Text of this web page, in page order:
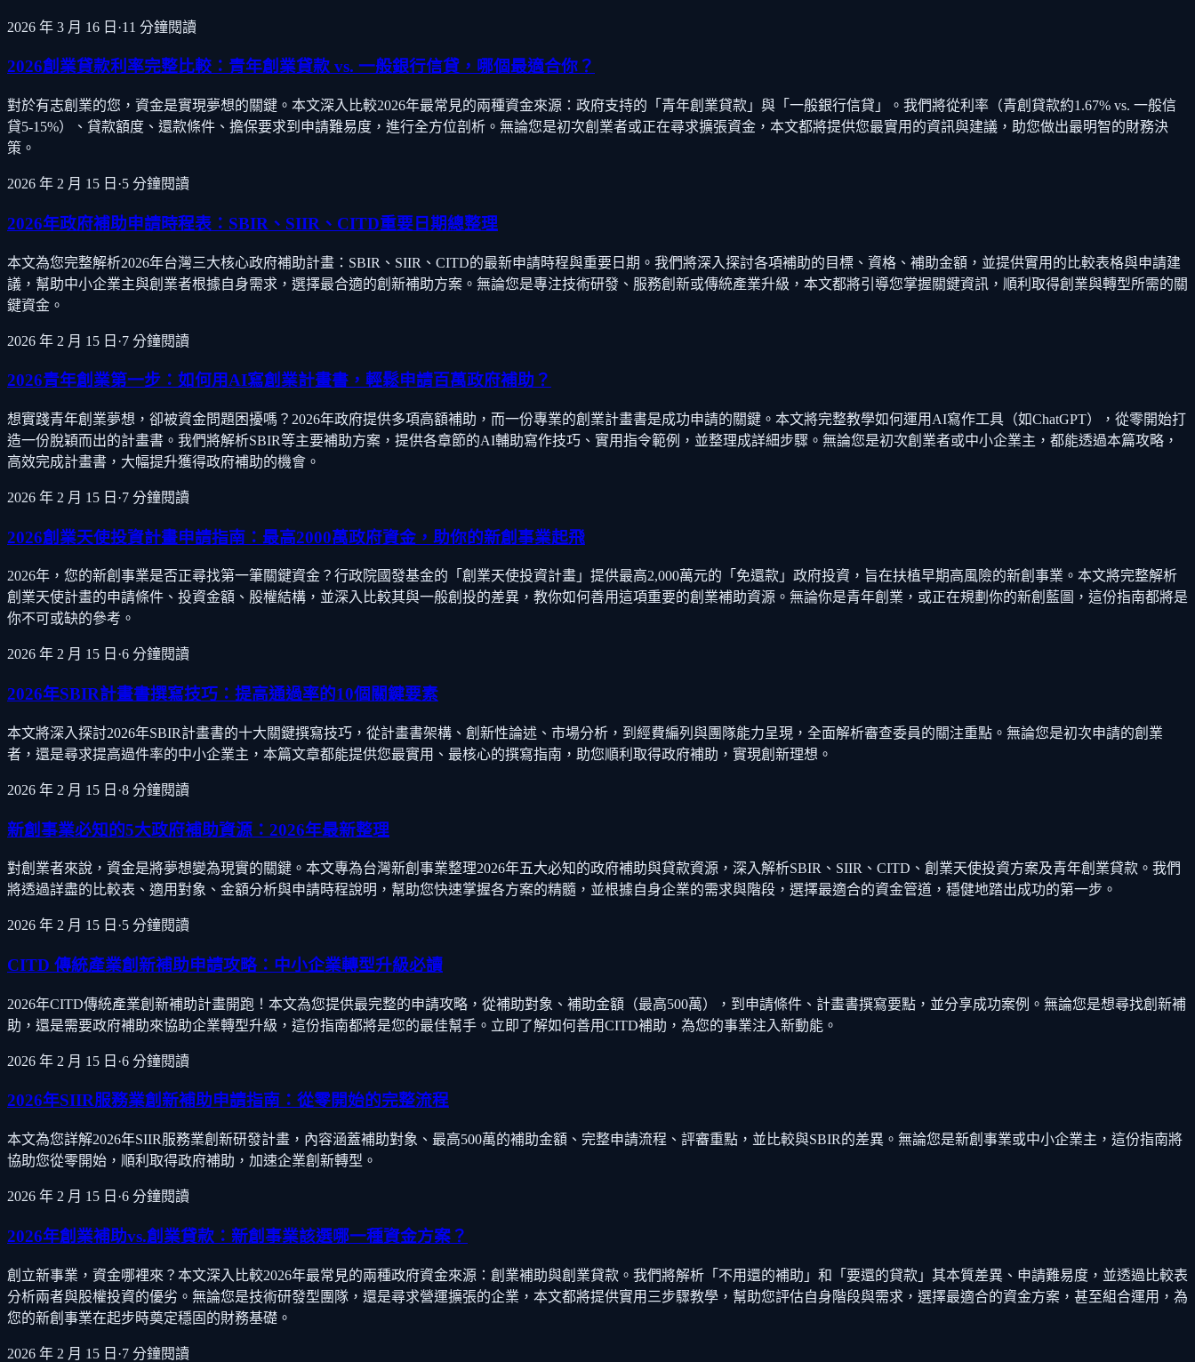
2026 年 3 月 16 日 ·11 分鐘閱讀
2026創業貸款利率完整比較：青年創業貸款 vs. 一般銀行信貸，哪個最適合你？
對於有志創業的您，資金是實現夢想的關鍵。本文深入比較2026年最常見的兩種資金來源：政府支持的「青年創業貸款」與「一般銀行信貸」。我們將從利率（青創貸款約1.67% vs. 一般信
貸5-15%）、貸款額度、還款條件、擔保要求到申請難易度，進行全方位剖析。無論您是初次創業者或正在尋求擴張資金，本文都將提供您最實用的資訊與建議，助您做出最明智的財務決
策。
2026 年 2 月 15 日 ·5 分鐘閱讀
2026年政府補助申請時程表：SBIR、SIIR、CITD重要日期總整理
本文為您完整解析2026年台灣三大核心政府補助計畫：SBIR、SIIR、CITD的最新申請時程與重要日期。我們將深入探討各項補助的目標、資格、補助金額，並提供實用的比較表格與申請建
議，幫助中小企業主與創業者根據自身需求，選擇最合適的創新補助方案。無論您是專注技術研發、服務創新或傳統產業升級，本文都將引導您掌握關鍵資訊，順利取得創業與轉型所需的關
鍵資金。
2026 年 2 月 15 日 ·7 分鐘閱讀
2026青年創業第一步：如何用AI寫創業計畫書，輕鬆申請百萬政府補助？
想實踐青年創業夢想，卻被資金問題困擾嗎？2026年政府提供多項高額補助，而一份專業的創業計畫書是成功申請的關鍵。本文將完整教學如何運用AI寫作工具（如ChatGPT），從零開始打
造一份脫穎而出的計畫書。我們將解析SBIR等主要補助方案，提供各章節的AI輔助寫作技巧、實用指令範例，並整理成詳細步驟。無論您是初次創業者或中小企業主，都能透過本篇攻略，
高效完成計畫書，大幅提升獲得政府補助的機會。
2026 年 2 月 15 日 ·7 分鐘閱讀
2026創業天使投資計畫申請指南：最高2000萬政府資金，助你的新創事業起飛
2026年，您的新創事業是否正尋找第一筆關鍵資金？行政院國發基金的「創業天使投資計畫」提供最高2,000萬元的「免還款」政府投資，旨在扶植早期高風險的新創事業。本文將完整解析
創業天使計畫的申請條件、投資金額、股權結構，並深入比較其與一般創投的差異，教你如何善用這項重要的創業補助資源。無論你是青年創業，或正在規劃你的新創藍圖，這份指南都將是
你不可或缺的參考。
2026 年 2 月 15 日 ·6 分鐘閱讀
2026年SBIR計畫書撰寫技巧：提高通過率的10個關鍵要素
本文將深入探討2026年SBIR計畫書的十大關鍵撰寫技巧，從計畫書架構、創新性論述、市場分析，到經費編列與團隊能力呈現，全面解析審查委員的關注重點。無論您是初次申請的創業
者，還是尋求提高過件率的中小企業主，本篇文章都能提供您最實用、最核心的撰寫指南，助您順利取得政府補助，實現創新理想。
2026 年 2 月 15 日 ·8 分鐘閱讀
新創事業必知的5大政府補助資源：2026年最新整理
對創業者來說，資金是將夢想變為現實的關鍵。本文專為台灣新創事業整理2026年五大必知的政府補助與貸款資源，深入解析SBIR、SIIR、CITD、創業天使投資方案及青年創業貸款。我們
將透過詳盡的比較表、適用對象、金額分析與申請時程說明，幫助您快速掌握各方案的精髓，並根據自身企業的需求與階段，選擇最適合的資金管道，穩健地踏出成功的第一步。
2026 年 2 月 15 日 ·5 分鐘閱讀
CITD 傳統產業創新補助申請攻略：中小企業轉型升級必讀
2026年CITD傳統產業創新補助計畫開跑！本文為您提供最完整的申請攻略，從補助對象、補助金額（最高500萬），到申請條件、計畫書撰寫要點，並分享成功案例。無論您是想尋找創新補
助，還是需要政府補助來協助企業轉型升級，這份指南都將是您的最佳幫手。立即了解如何善用CITD補助，為您的事業注入新動能。
2026 年 2 月 15 日 ·6 分鐘閱讀
2026年SIIR服務業創新補助申請指南：從零開始的完整流程
本文為您詳解2026年SIIR服務業創新研發計畫，內容涵蓋補助對象、最高500萬的補助金額、完整申請流程、評審重點，並比較與SBIR的差異。無論您是新創事業或中小企業主，這份指南將
協助您從零開始，順利取得政府補助，加速企業創新轉型。
2026 年 2 月 15 日 ·6 分鐘閱讀
2026年創業補助vs.創業貸款：新創事業該選哪一種資金方案？
創立新事業，資金哪裡來？本文深入比較2026年最常見的兩種政府資金來源：創業補助與創業貸款。我們將解析「不用還的補助」和「要還的貸款」其本質差異、申請難易度，並透過比較表
分析兩者與股權投資的優劣。無論您是技術研發型團隊，還是尋求營運擴張的企業，本文都將提供實用三步驟教學，幫助您評估自身階段與需求，選擇最適合的資金方案，甚至組合運用，為
您的新創事業在起步時奠定穩固的財務基礎。
2026 年 2 月 15 日 ·7 分鐘閱讀